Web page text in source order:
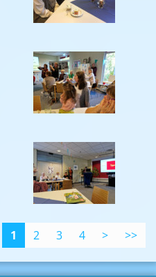
1 2 3 4 > >>